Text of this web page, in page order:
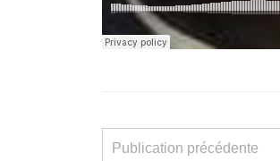
Publication précédente